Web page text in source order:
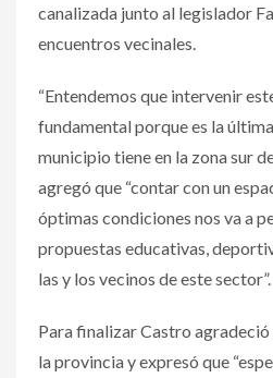
canalizada junto al legislador
encuentros vecinales.
“Entendemos que intervenir
fundamental porque es la
municipio tiene en la zona sur
agregó que “contar con un
óptimas condiciones nos va a
propuestas educativas,
las y los vecinos de este sector”.
Para finalizar Castro
la provincia y expresó que